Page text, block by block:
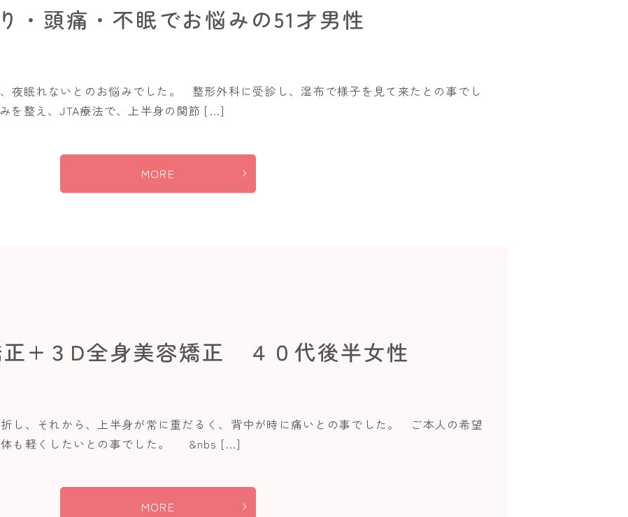
・頭痛・不眠でお悩みの51才男性
夜眠れないとのお悩みでした。 整形外科に受診し、湿布で様子を見て来たとの事でし
を整え、JTA療法で、上半身の関節 […]
MORE
正+３D全身美容矯正 ４０代後半女性
し、それから、上半身が常に重だるく、背中が時に痛いとの事でした。 ご本人の希望
体も軽くしたいとの事でした。 &nbs […]
MORE